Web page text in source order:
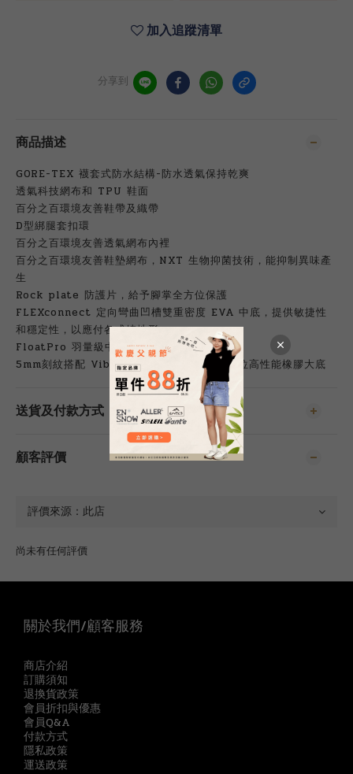
加入追蹤清單
分享到
商品描述
GORE-TEX 襪套式防水結構-防水透氣保持乾爽
透氣科技網布和 TPU 鞋面
百分之百環境友善鞋帶及織帶
D型綁腿套扣環
百分之百環境友善透氣網布內裡
百分之百環境友善鞋墊網布，NXT 生物抑菌技術，能抑制異味產
生
Rock plate 防護片，給予腳掌全方位保護
FLEXconnect 定向彎曲凹槽雙重密度 EVA 中底，提供敏捷性
和穩定性，以應付各式崎地形
FloatPro 羽量級中底，提供絕佳回彈力
5mm刻紋搭配 Vibram® MegaGrip® 全方位高性能橡膠大底
送貨及付款方式
顧客評價
尚未有任何評價
關於我們/顧客服務
商店介紹
訂購須知
退換貨政策
會員折扣與優惠
會員Q&A
付款方式
隱私政策
運送政策